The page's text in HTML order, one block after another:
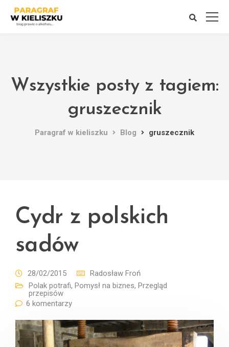
Wszystkie posty z tagiem:
gruszecznik
Paragraf w kieliszku Blog gruszecznik
Cydr z polskich
sadów
28/02/2015
Radosław Froń
Polak potrafi, Pomysł na biznes, Przegląd
przepisów
6 komentarzy